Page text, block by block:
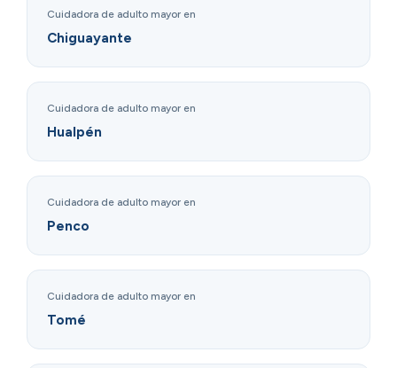
Cuidadora de adulto mayor en
Chiguayante
Cuidadora de adulto mayor en
Hualpén
Cuidadora de adulto mayor en
Penco
Cuidadora de adulto mayor en
Tomé